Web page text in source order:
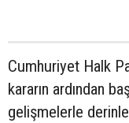
Cumhuriyet Halk
kararın ardından
gelişmelerle